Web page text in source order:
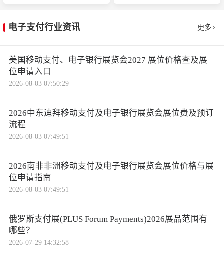
电子支付行业资讯 更多
美国移动支付、电子银行展览会2027 展位价格查及展
位申请入口
2026-08-03 07:50:29
2026中东迪拜移动支付及电子银行展览会展位费及预订
流程
2026-08-03 07:49:51
2026南非非洲移动支付及电子银行展览会展位价格与展
位申请指南
2026-08-03 07:49:51
俄罗斯支付展(PLUS Forum Payments)2026展品范围有
哪些？
2026-07-29 14:32:58